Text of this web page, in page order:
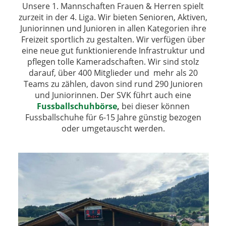
Unsere 1. Mannschaften Frauen & Herren spielt
zurzeit in der 4. Liga. Wir bieten Senioren, Aktiven,
Juniorinnen und Junioren in allen Kategorien ihre
Freizeit sportlich zu gestalten. Wir verfügen über
eine neue gut funktionierende Infrastruktur und
pflegen tolle Kameradschaften. Wir sind stolz
darauf, über 400 Mitglieder und mehr als 20
Teams zu zählen, davon sind rund 290 Junioren
und Juniorinnen. Der SVK führt auch eine
Fussballschuhbörse, bei dieser können
Fussballschuhe für 6-15 Jahre günstig bezogen
oder umgetauscht werden.